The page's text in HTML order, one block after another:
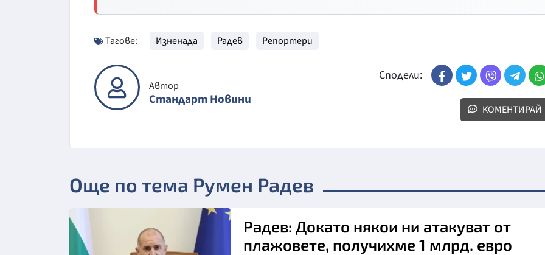
Тагове: Изненада Радев Репортери
Автор
Стандарт Новини
Сподели:
КОМЕНТИРАЙ
Още по тема Румен Радев
Радев: Докато някои ни атакуват от
плажовете, получихме 1 млрд. евро